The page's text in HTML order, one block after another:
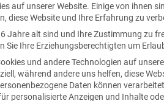
und senden Sie uns Ihre Angaben
ein, den Sie absagen
auf unserer Website. Einige von ihnen
diese Website und Ihre Erfahrung zu
Jahre alt sind und Ihre Zustimmung zu
Sie Ihre Erziehungsberechtigten um
und andere Technologien auf
während andere uns helfen, diese
Daten können
personalisierte Anzeigen und Inhalte